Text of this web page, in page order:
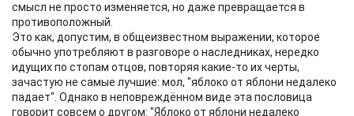
смысл не просто изменяется, но даже превращается в
противоположный.
Это как, допустим, в общеизвестном выражении, которое
обычно употребляют в разговоре о наследниках, нередко
идущих по стопам отцов, повторяя какие-то их черты,
зачастую не самые лучшие: мол, "яблоко от яблони недалеко
падает". Однако в неповреждённом виде эта пословица
говорит совсем о другом: "Яблоко от яблони недалеко